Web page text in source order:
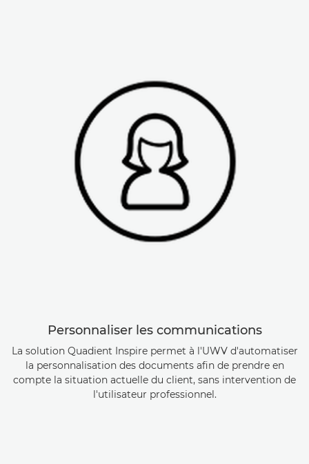
Personnaliser les communications
La solution Quadient Inspire permet à l'UWV d'automatiser
la personnalisation des documents afin de prendre en
compte la situation actuelle du client, sans intervention de
l'utilisateur professionnel.